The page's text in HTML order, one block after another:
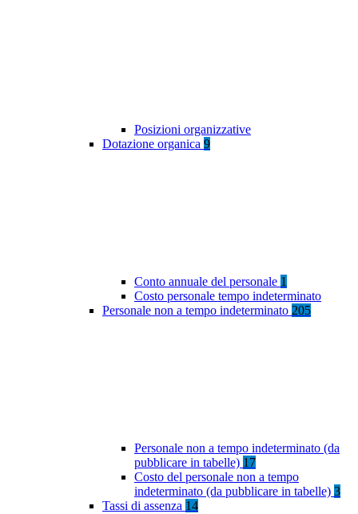
Posizioni organizzative
Dotazione organica 9
Conto annuale del personale 1
Costo personale tempo indeterminato
Personale non a tempo indeterminato 205
Personale non a tempo indeterminato (da
pubblicare in tabelle) 17
Costo del personale non a tempo
indeterminato (da pubblicare in tabelle) 3
Tassi di assenza 14